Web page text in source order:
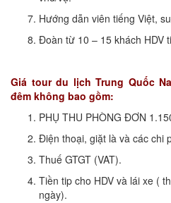
Hướng dẫn viên tiếng Việt,
Đoàn từ 10 – 15 khách HDV
Giá tour du lịch Trung Quốc
đêm không bao gồm:
PHỤ THU PHÒNG ĐƠN
Điện thoại, giặt là và các chi
Thuế GTGT (VAT).
Tiền tip cho HDV và lái xe (
ngày).